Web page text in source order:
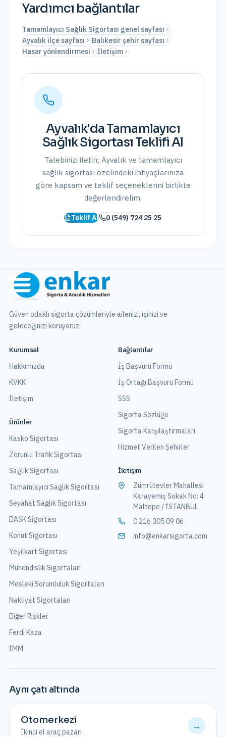
Yardımcı bağlantılar
Tamamlayıcı Sağlık Sigortası genel sayfası
Ayvalık ilçe sayfası
Balıkesir şehir sayfası
Hasar yönlendirmesi
İletişim
Ayvalık'da Tamamlayıcı
Sağlık Sigortası Teklifi Al
Talebinizi iletin; Ayvalık ve tamamlayıcı
sağlık sigortası özelindeki ihtiyaçlarınıza
göre kapsam ve teklif seçeneklerini birlikte
değerlendirelim.
Teklif Al 0 (549) 724 25 25
Güven odaklı sigorta çözümleriyle ailenizi, işinizi ve
geleceğinizi koruyoruz.
Kurumsal
Hakkımızda
KVKK
İletişim
Ürünler
Kasko Sigortası
Zorunlu Trafik Sigortası
Sağlık Sigortası
Tamamlayıcı Sağlık Sigortası
Seyahat Sağlık Sigortası
DASK Sigortası
Konut Sigortası
Yeşilkart Sigortası
Mühendislik Sigortaları
Mesleki Sorumluluk Sigortaları
Nakliyat Sigortaları
Diğer Riskler
Ferdi Kaza
İMM
Bağlantılar
İş Başvuru Formu
İş Ortağı Başvuru Formu
SSS
Sigorta Sözlüğü
Sigorta Karşılaştırmaları
Hizmet Verilen Şehirler
İletişim
Zümrütevler Mahallesi
Karayemiş Sokak No: 4
Maltepe / İSTANBUL
0 216 305 09 06
info@enkarsigorta.com
Aynı çatı altında
Otomerkezi
İkinci el araç pazarı
→